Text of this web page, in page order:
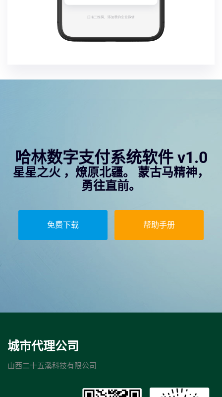
哈林数字支付系统软件 v1.0
星星之火 ，燎原北疆。 蒙古马精神，
勇往直前。
免费下载 帮助手册
城市代理公司
山西二十五溪科技有限公司